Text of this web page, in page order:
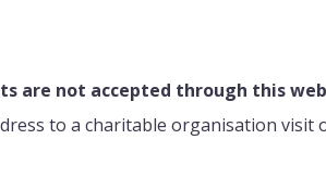
are not accepted through this
to a charitable organisation visit